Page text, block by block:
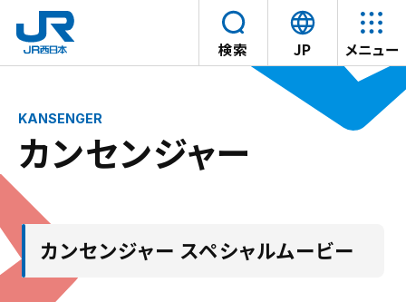
本文へスキップ
検索 JP
言
語
選
メニュー
カンセンジャー
カンセンジャー スペシャルムービー